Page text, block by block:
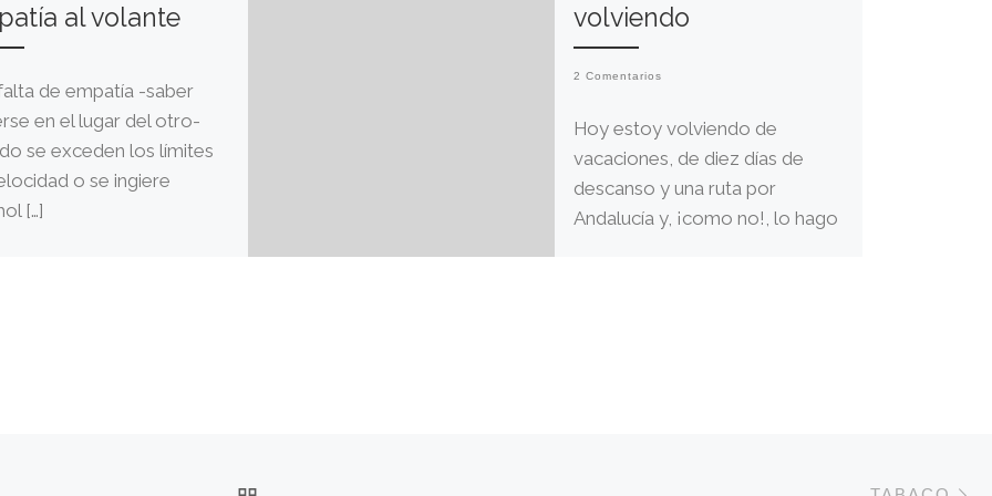
al volante
de empatía -saber
en el lugar del otro-
se exceden los límites
o se ingiere
[…]
volviendo
2 Comentarios
Hoy estoy volviendo de
vacaciones, de diez días de
descanso y una ruta por
Andalucía y, ¡como no!, lo hago